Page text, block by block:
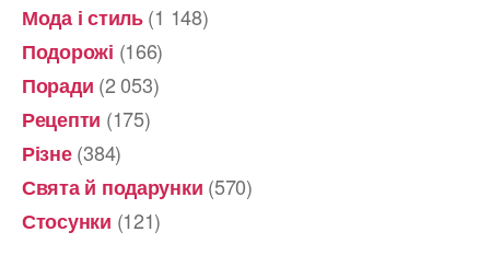
Мода і стиль(1 148)
Подорожі (166)
Поради (2 053)
Рецепти (175)
Різне(384)
Свята й подарунки (570)
Стосунки (121)